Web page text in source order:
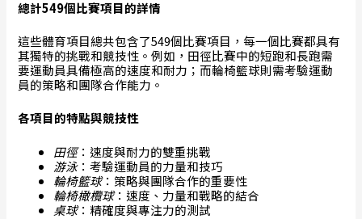
總計549個比賽項目的詳情
這些體育項目總共包含了549個比賽項目，每一個比賽都具有
其獨特的挑戰和競技性。例如，田徑比賽中的短跑和長跑需
要運動員具備極高的速度和耐力；而輪椅籃球則需考驗運動
員的策略和團隊合作能力。
各項目的特點與競技性
田徑：速度與耐力的雙重挑戰
游泳：考驗運動員的力量和技巧
輪椅籃球：策略與團隊合作的重要性
輪椅橄欖球：速度、力量和戰略的結合
桌球：精確度與專注力的測試